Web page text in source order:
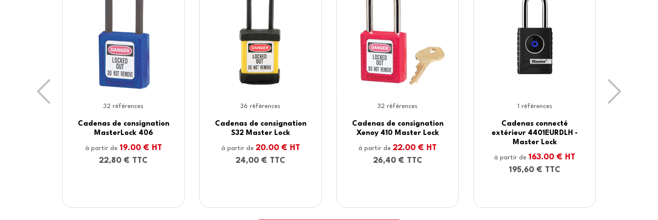
Cadenas de consignation
S32 Master Lock
20.00 € HT
24,00 € TTC
Cadenas de consignation
Xenoy 410 Master Lock
22.00 € HT
26,40 € TTC
Cadenas connecté
extérieur 4401EURDLH -
163.00 € HT
1 références
Cadenas connecté intérieur
4400EURD - Master Lock
123,60 € TTC
Previous Next